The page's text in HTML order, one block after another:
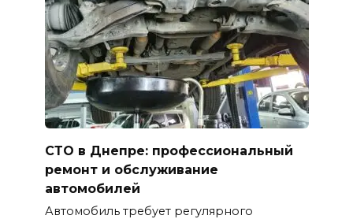
СТО в Днепре: профессиональный
ремонт и обслуживание
автомобилей
Автомобиль требует регулярного